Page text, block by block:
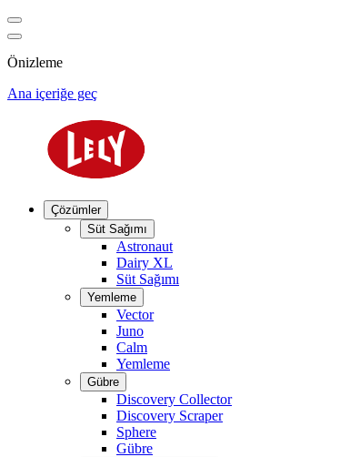
Önizleme
Ana içeriğe geç
Çözümler
Süt Sağımı
Astronaut
Dairy XL
Süt Sağımı
Yemleme
Vector
Juno
Calm
Yemleme
Gübre
Discovery Collector
Discovery Scraper
Sphere
Gübre